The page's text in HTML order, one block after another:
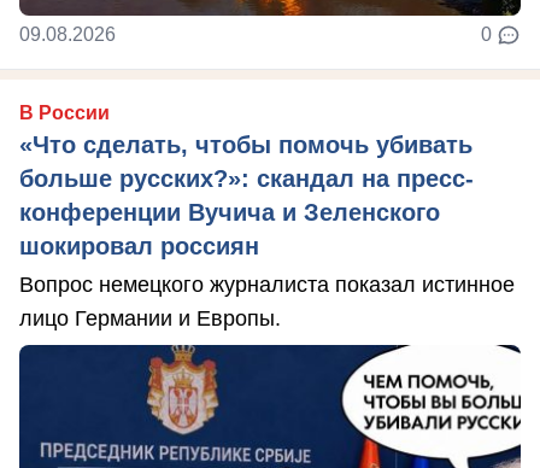
09.08.2026 0
В России
«Что сделать, чтобы помочь убивать
больше русских?»: скандал на пресс-
конференции Вучича и Зеленского
шокировал россиян
Вопрос немецкого журналиста показал истинное
лицо Германии и Европы.